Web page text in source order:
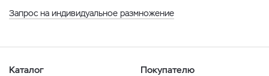
Запрос на индивидуальное размножение
Каталог Покупателю